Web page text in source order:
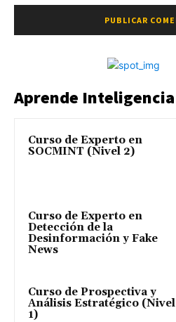
Aprende Inteligencia
Curso de Experto en
SOCMINT (Nivel 2)
Curso de Experto en
Detección de la
Desinformación y Fake
News
Curso de Prospectiva y
Análisis Estratégico (Nivel
1)